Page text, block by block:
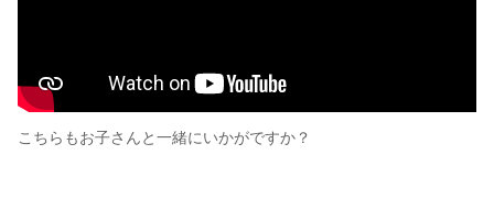
こちらもお子さんと一緒にいかがですか？